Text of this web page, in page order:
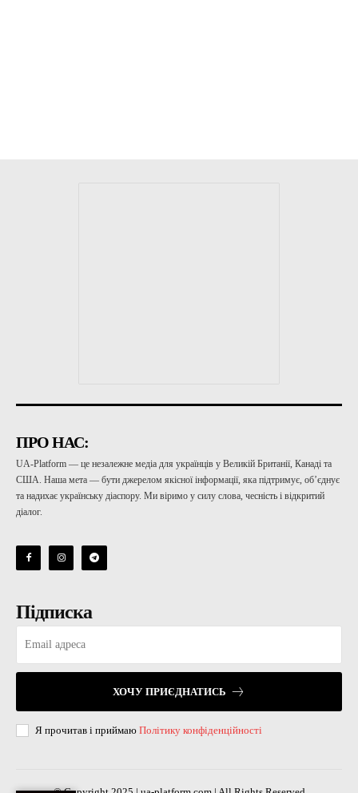
ПРО НАС:
UA-Platform — це незалежне медіа для українців у Великій Британії, Канаді та
США. Наша мета — бути джерелом якісної інформації, яка підтримує, об’єднує
та надихає українську діаспору. Ми віримо у силу слова, чесність і відкритий
діалог.
Підписка
ХОЧУ ПРИЄДНАТИСЬ
Я прочитав і приймаю Політику конфіденційності